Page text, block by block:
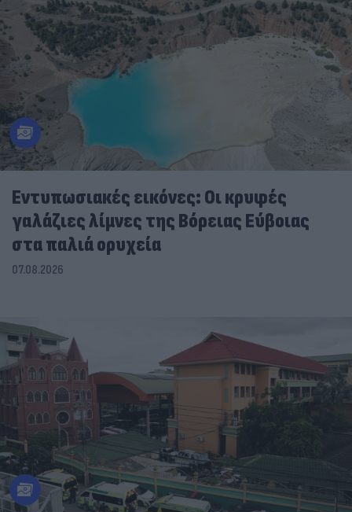
Εντυπωσιακές εικόνες: Οι κρυφές
γαλάζιες λίμνες της Βόρειας Εύβοιας
στα παλιά ορυχεία
07.08.2026